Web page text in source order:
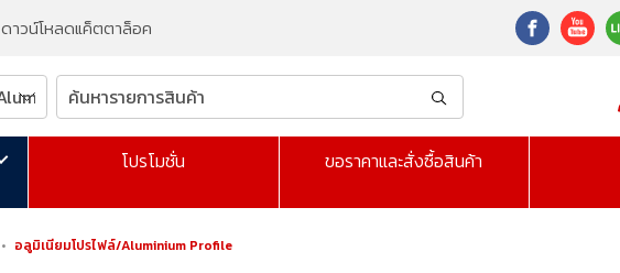
ดาวน์โหลดแค็ตตาล็อค
โปรโมชั่น ขอราคาและสั่งซื้อสินค้า
• อลูมิเนียมโปรไฟล์/Aluminium Profile